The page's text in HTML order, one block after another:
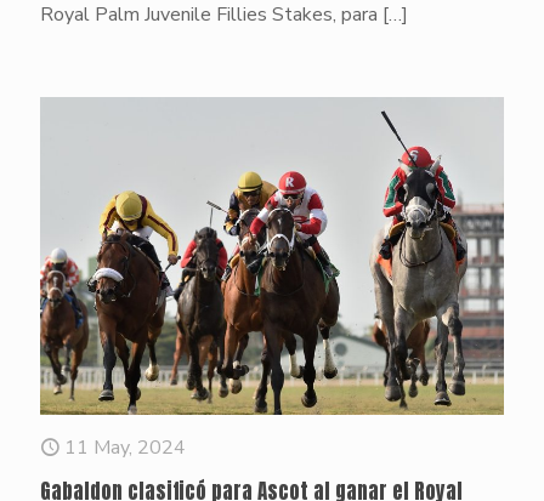
Royal Palm Juvenile Fillies Stakes, para […]
11 May, 2024
Gabaldon clasificó para Ascot al ganar el Royal